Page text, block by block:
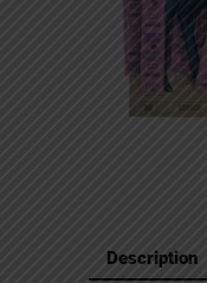
Description